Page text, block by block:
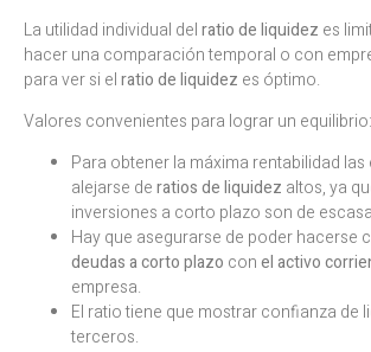
La utilidad individual delratio de liquidez es
hacer una comparación temporal o con
para ver si elratio de liquidez es óptimo.
Valores convenientes para lograr un equilibrio:
Para obtener la máxima rentabilidad
alejarse deratios de liquidez altos, ya
inversiones a corto plazo son de
Hay que asegurarse de poder hacerse
deudas a corto plazo conel activo
empresa.
El ratio tiene que mostrar confianza de
terceros.